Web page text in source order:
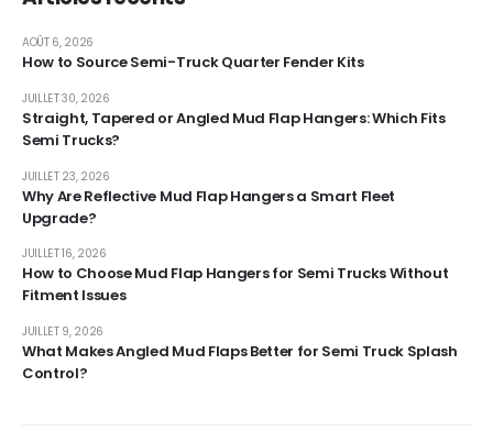
How to Source Semi-Truck Quarter Fender Kits
AOÛT 6, 2026
Straight, Tapered or Angled Mud Flap Hangers: Which Fits
Semi Trucks?
JUILLET 30, 2026
Why Are Reflective Mud Flap Hangers a Smart Fleet
Upgrade?
JUILLET 23, 2026
How to Choose Mud Flap Hangers for Semi Trucks Without
Fitment Issues
JUILLET 16, 2026
What Makes Angled Mud Flaps Better for Semi Truck Splash
Control?
JUILLET 9, 2026